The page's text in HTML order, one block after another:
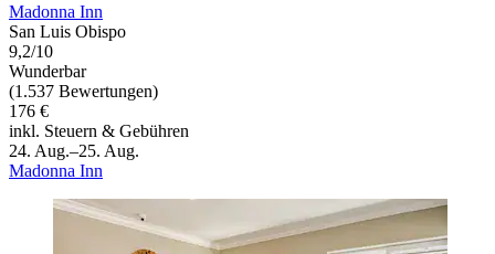
Madonna Inn
San Luis Obispo
9,2/10
Wunderbar
(1.537 Bewertungen)
176 €
inkl. Steuern & Gebühren
24. Aug.–25. Aug.
Madonna Inn